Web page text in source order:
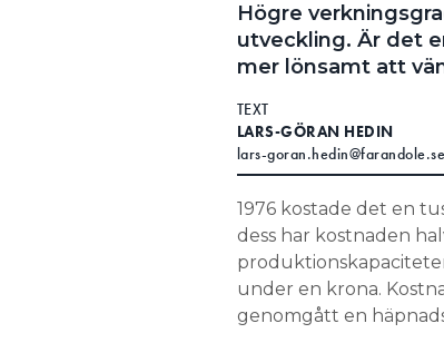
Högre
utveckling. Är det
mer lönsamt att
TEXT
LARS-GÖRAN HEDIN
lars-goran.hedin@farandole.se
1976 kostade det en
dess har kostnaden
under en krona.
genomgått en